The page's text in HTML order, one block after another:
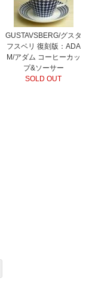
GUSTAVSBERG/グスタ
フスベリ 復刻版：ADA
M/アダム コーヒーカッ
プ&ソーサー
SOLD OUT